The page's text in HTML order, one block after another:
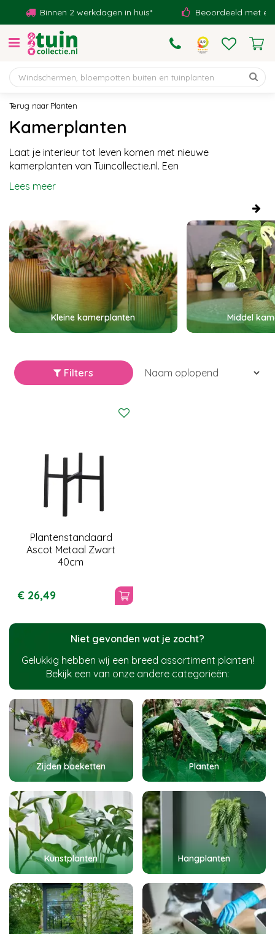
Planten
Binnen 2 werkdagen in huis* Beoordeeld met een 9,1!
Kamerplanten
Laat je interieur tot leven komen met nieuwe
kamerplanten van Tuincollectie.nl. Een
Lees meer
Kleine kamerplanten Middel
Filters
Plantenstandaard
Ascot Metaal Zwart
40cm
€ 26,49
Niet gevonden wat je zocht?
Gelukkig hebben wij een breed assortiment planten!
Bekijk een van onze andere categorieën:
Zijden boeketten Planten
Kunstplanten Hangplanten